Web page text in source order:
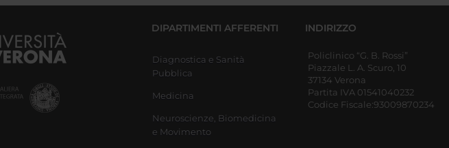
DIPARTIMENTI AFFERENTI
Diagnostica e Sanità
Pubblica
Medicina
Neuroscienze, Biomedicina
e Movimento
INDIRIZZO
Policlinico “G. B. Rossi”
Piazzale L. A. Scuro, 10
37134 Verona
Partita IVA 01541040232
Codice Fiscale:93009870234